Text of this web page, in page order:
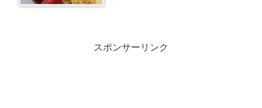
スポンサーリンク